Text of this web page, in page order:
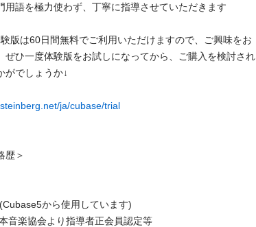
用語を極力使わず、丁寧に指導させていただきます
版は60日間無料でご利用いただけますので、ご興味をお
ぜひ一度体験版をお試しになってから、ご購入を検討され
がでしょうか↓
ja/cubase/trial
歴＞
から使用しています)
音楽協会より指導者正会員認定等